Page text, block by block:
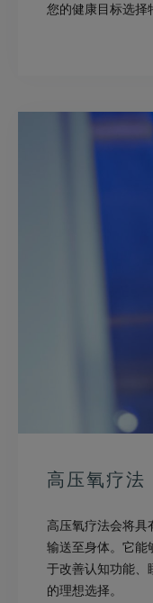
您的健康目标选择
高压氧疗法
高压氧疗法会将具
输送至身体。它能
于改善认知功能、
的理想选择。